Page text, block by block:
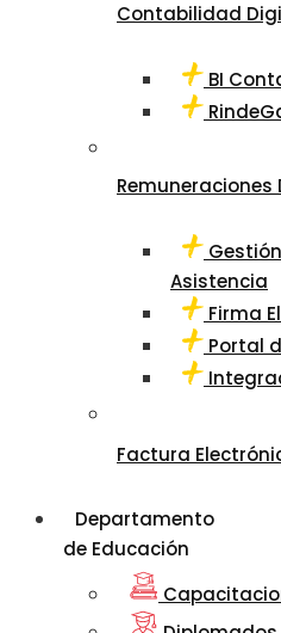
Contabilidad
BI
Remuneraciones
Asistencia
Firma
Portal
Factura
Departamento
de Educación